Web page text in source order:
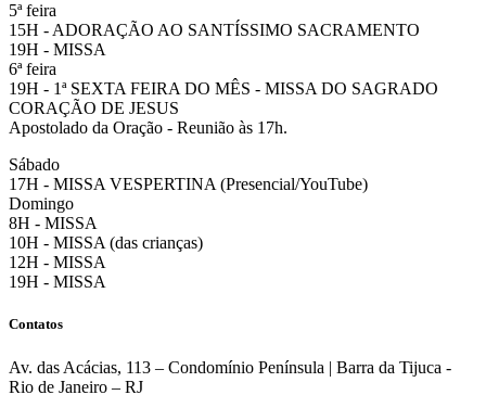
5ª feira
15H - ADORAÇÃO AO SANTÍSSIMO SACRAMENTO
19H - MISSA
6ª feira
19H - 1ª SEXTA FEIRA DO MÊS - MISSA DO SAGRADO
CORAÇÃO DE JESUS
Apostolado da Oração - Reunião às 17h.
Sábado
17H - MISSA VESPERTINA (Presencial/YouTube)
Domingo
8H - MISSA
10H - MISSA (das crianças)
12H - MISSA
19H - MISSA
Contatos
Av. das Acácias, 113 – Condomínio Península | Barra da Tijuca -
Rio de Janeiro – RJ